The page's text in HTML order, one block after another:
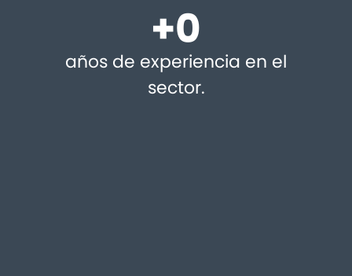
+0
años de experiencia en el
sector.